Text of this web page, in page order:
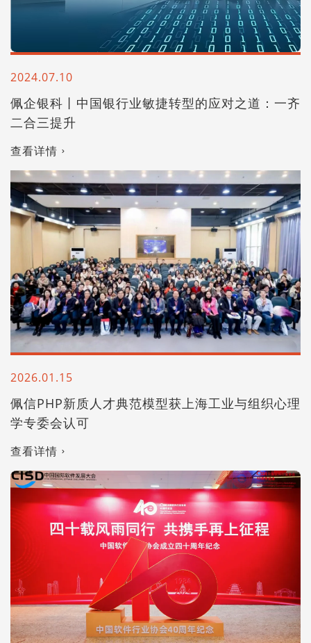
2024.07.10
佩企银科丨中国银行业敏捷转型的应对之道：一齐
二合三提升
查看详情
2026.01.15
佩信PHP新质人才典范模型获上海工业与组织心理
学专委会认可
查看详情